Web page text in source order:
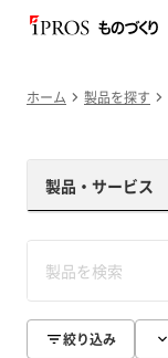
ホーム 製品を探す
製品・サービス
絞り込み